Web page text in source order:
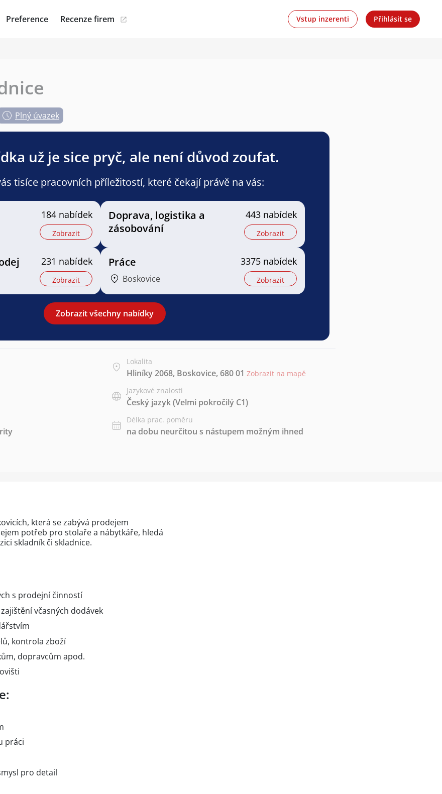
Preference Recenze firem Vstup inzerenti Přihlásit se
Plný úvazek
už je sice pryč, ale není důvod zoufat.
tisíce pracovních příležitostí, které čekají právě na vás:
184 nabídek
Zobrazit
Doprava, logistika a
zásobování
443 nabídek
Zobrazit
231 nabídek
Zobrazit
Práce
Boskovice
3375 nabídek
Zobrazit
Zobrazit všechny nabídky
Lokalita
Hliníky 2068, Boskovice, 680 01 Zobrazit na mapě
Jazykové znalosti
Český jazyk(Velmi pokročilý C1)
Délka prac. poměru
na dobu neurčitou s nástupem možným ihned
která se zabývá prodejem
potřeb pro stolaře a nábytkáře, hledá
skladník či skladnice.
s prodejní činností
včasných dodávek
kontrola zboží
dopravcům apod.
práci
pro detail